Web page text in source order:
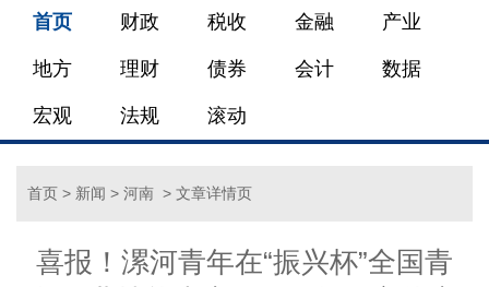
首页 财政 税收 金融 产业
地方 理财 债券 会计 数据
宏观 法规 滚动
首页 > 新闻 > 河南 > 文章详情页
喜报！漯河青年在“振兴杯”全国青